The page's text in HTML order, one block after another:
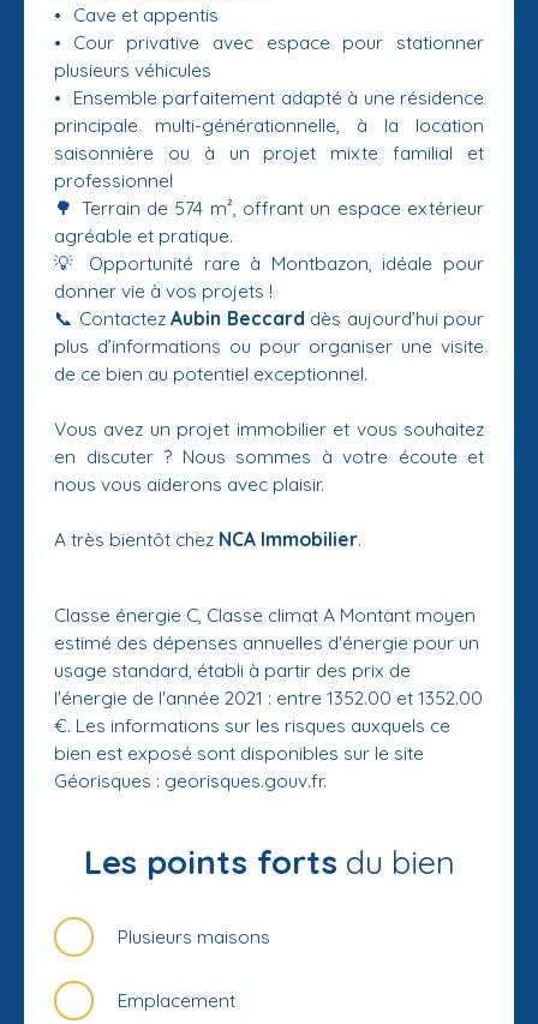
Cave et appentis
Cour privative avec espace pour stationner
plusieurs véhicules
Ensemble parfaitement adapté à une résidence
principale multi-générationnelle, à la location
saisonnière ou à un projet mixte familial et
professionnel
🌳 Terrain de 574 m², offrant un espace extérieur
agréable et pratique.
💡 Opportunité rare à Montbazon, idéale pour
donner vie à vos projets !
📞 ContactezAubin Beccard dès aujourd’hui pour
plus d’informations ou pour organiser une visite
de ce bien au potentiel exceptionnel.
Vous avez un projet immobilier et vous souhaitez
en discuter ? Nous sommes à votre écoute et
nous vous aiderons avec plaisir.
A très bientôt chez NCA Immobilier.
Classe énergie C, Classe climat A Montant moyen
estimé des dépenses annuelles d'énergie pour un
usage standard, établi à partir des prix de
l'énergie de l'année 2021 : entre 1352.00 et 1352.00
€. Les informations sur les risques auxquels ce
bien est exposé sont disponibles sur le site
Géorisques : georisques.gouv.fr.
Les points forts du bien
Plusieurs maisons
Emplacement